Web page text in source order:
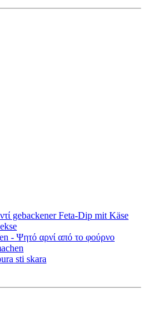
gebackener Feta-Dip mit Käse
- Ψητό αρνί από το φούρνο
sti skara